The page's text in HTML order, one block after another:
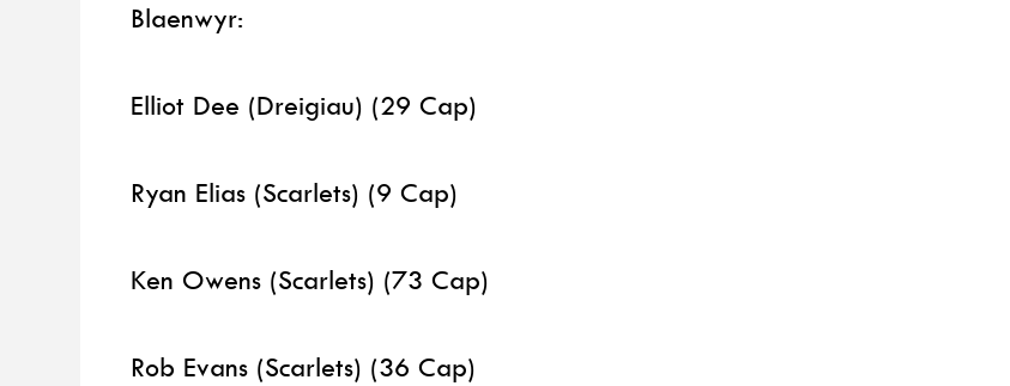
Blaenwyr:
Elliot Dee (Dreigiau) (29 Cap)
Ryan Elias (Scarlets) (9 Cap)
Ken Owens (Scarlets) (73 Cap)
Rob Evans (Scarlets) (36 Cap)